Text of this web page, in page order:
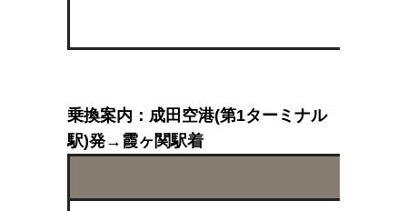
乗換案内：成田空港(第1ターミナル
駅)発→霞ヶ関駅着